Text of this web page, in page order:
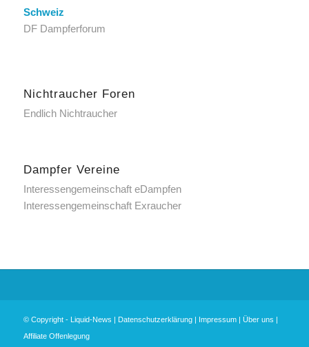
Schweiz
DF Dampferforum
Nichtraucher Foren
Endlich Nichtraucher
Dampfer Vereine
Interessengemeinschaft eDampfen
Interessengemeinschaft Exraucher
© Copyright - Liquid-News | Datenschutzerklärung| Impressum| Über uns |
Affiliate Offenlegung